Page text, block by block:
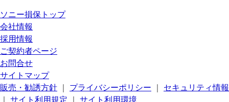
ソニー損保トップ
会社情報
採用情報
ご契約者ページ
お問合せ
サイトマップ
販売・勧誘方針
プライバシーポリシー
セキュリティ情報
サイト利用規定 サイト利用環境